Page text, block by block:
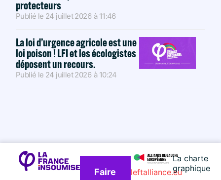
protecteurs
Publié le 24 juillet 2026 à 11:46
La loi d’urgence agricole est une
loi poison ! LFI et les écologistes
déposent un recours.
Publié le 24 juillet 2026 à 10:24
Faire
La charte
graphique
leftalliance.eu